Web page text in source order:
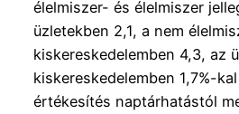
élelmiszer- és élelmiszer
üzletekben 2,1, a nem
kiskereskedelemben 4,3, az
kiskereskedelemben 1,7%-
értékesítés naptárhatástól